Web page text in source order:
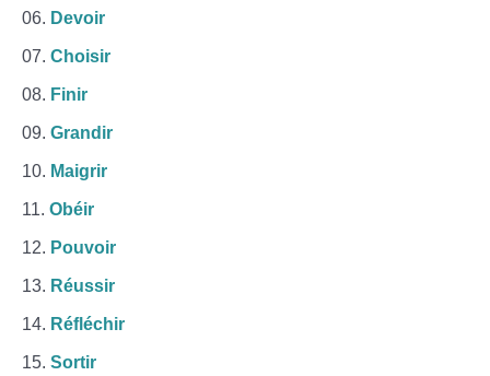
Devoir
Choisir
Finir
Grandir
Maigrir
Obéir
Pouvoir
Réussir
Réfléchir
Sortir